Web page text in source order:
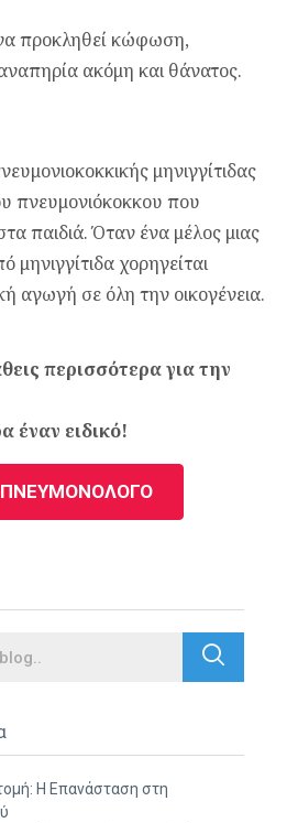
προκληθεί κώφωση,
ακόμη και θάνατος.
μηνιγγίτιδας
πνευμονιόκοκκου που
παιδιά. Όταν ένα μέλος μιας
μηνιγγίτιδα χορηγείται
αγωγή σε όλη την οικογένεια.
περισσότερα για την
έναν ειδικό!
Search
Η Επανάσταση στη